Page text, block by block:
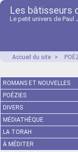
Les bâtisseurs
Le petit univers de Paul
Accueil du site >
ROMANS ET NOUVELLES
POÉZIES
DIVERS
MÉDIATHÈQUE
LA TORAH
À MÉDITER